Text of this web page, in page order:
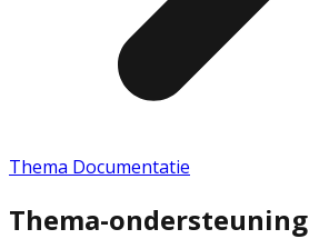
Thema Documentatie
Thema-ondersteuning